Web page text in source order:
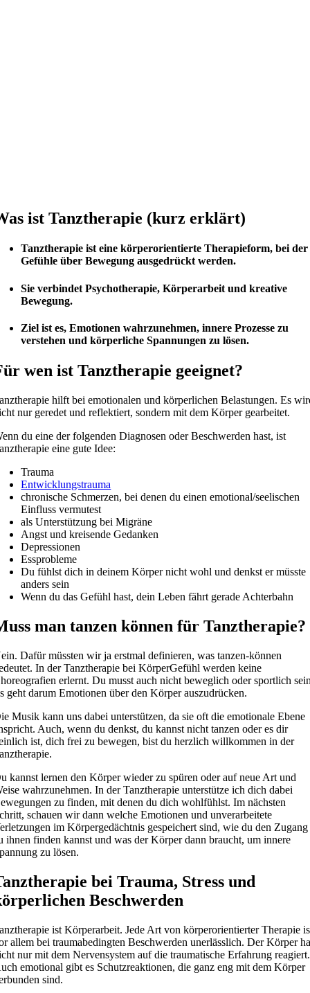
ist Tanztherapie (kurz erklärt)
Tanztherapie ist eine körperorientierte Therapieform, bei der
Gefühle über Bewegung ausgedrückt werden.
Sie verbindet Psychotherapie, Körperarbeit und kreative
Bewegung.
Ziel ist es, Emotionen wahrzunehmen, innere Prozesse zu
verstehen und körperliche Spannungen zu lösen.
wen ist Tanztherapie geeignet?
hilft bei emotionalen und körperlichen Belastungen. Es
nur geredet und reflektiert, sondern mit dem Körper gearbeitet.
du eine der folgenden Diagnosen oder Beschwerden hast, ist
eine gute Idee:
Trauma
Entwicklungstrauma
chronische Schmerzen, bei denen du einen emotional/seelischen
Einfluss vermutest
als Unterstützung bei Migräne
Angst und kreisende Gedanken
Depressionen
Essprobleme
Du fühlst dich in deinem Körper nicht wohl und denkst er müsste
anders sein
Wenn du das Gefühl hast, dein Leben fährt gerade Achterbahn
man tanzen können für Tanztherapie?
Dafür müssten wir ja erstmal definieren, was tanzen-können
In der Tanztherapie bei KörperGefühl werden keine
erlernt. Du musst auch nicht beweglich oder sportlich
geht darum Emotionen über den Körper auszudrücken.
Musik kann uns dabei unterstützen, da sie oft die emotionale Ebene
Auch, wenn du denkst, du kannst nicht tanzen oder es dir
ist, dich frei zu bewegen, bist du herzlich willkommen in der
kannst lernen den Körper wieder zu spüren oder auf neue Art und
wahrzunehmen. In der Tanztherapie unterstütze ich dich dabei
zu finden, mit denen du dich wohlfühlst. Im nächsten
schauen wir dann welche Emotionen und unverarbeitete
im Körpergedächtnis gespeichert sind, wie du den Zugang
ihnen finden kannst und was der Körper dann braucht, um innere
zu lösen.
bei Trauma, Stress und
Beschwerden
ist Körperarbeit. Jede Art von körperorientierter Therapie
allem bei traumabedingten Beschwerden unerlässlich. Der Körper
nur mit dem Nervensystem auf die traumatische Erfahrung reagiert.
emotional gibt es Schutzreaktionen, die ganz eng mit dem Körper
sind.